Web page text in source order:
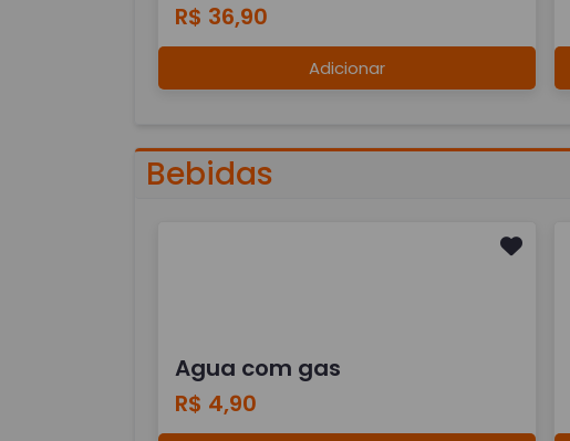
R$ 36,90
Adicionar
Bebidas
Agua com gas
R$ 4,90